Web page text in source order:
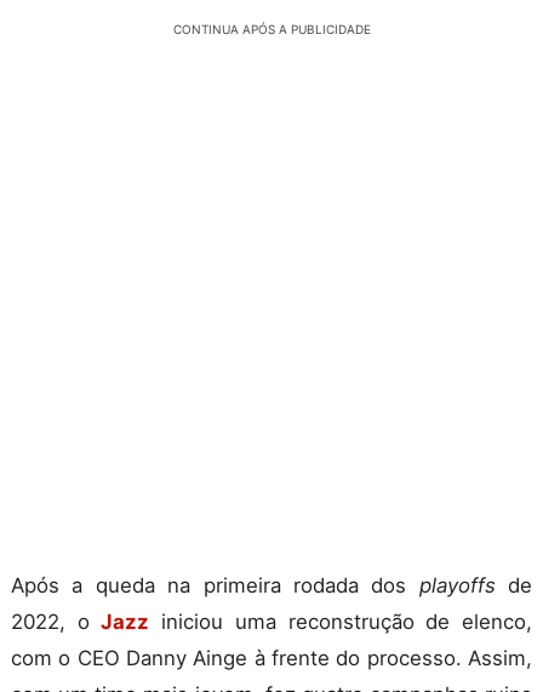
CONTINUA APÓS A PUBLICIDADE
Após a queda na primeira rodada dos playoffs de
2022, oJazz iniciou uma reconstrução de elenco,
com o CEO Danny Ainge à frente do processo. Assim,